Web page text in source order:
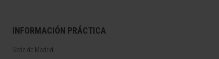
INFORMACIÓN PRÁCTICA
Sede de Madrid